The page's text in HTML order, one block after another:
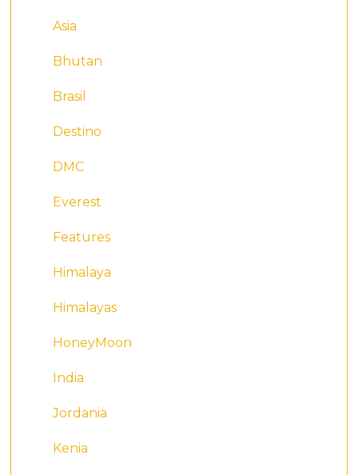
Asia
Bhutan
Brasil
Destino
DMC
Everest
Features
Himalaya
Himalayas
HoneyMoon
India
Jordania
Kenia